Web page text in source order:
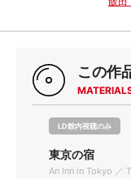
この作
LD館内視聴のみ
東京の宿
An Inn in Tokyo ／